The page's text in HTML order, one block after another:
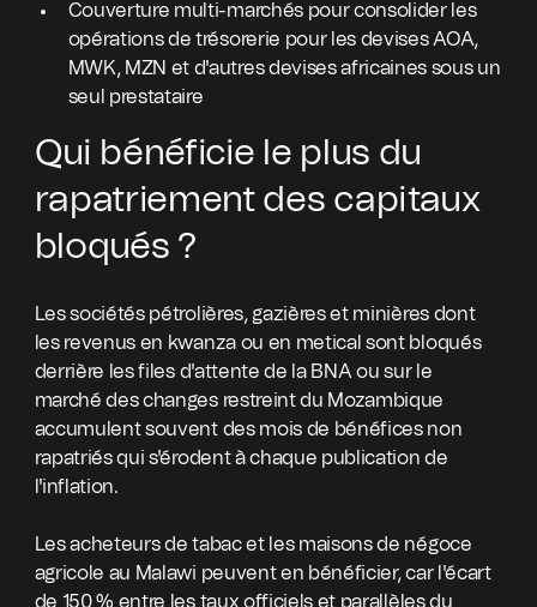
Couverture multi-marchés pour consolider les
opérations de trésorerie pour les devises AOA,
MWK, MZN et d'autres devises africaines sous un
seul prestataire
Qui bénéficie le plus du
rapatriement des capitaux
bloqués ?
Les sociétés pétrolières, gazières et minières dont
les revenus en kwanza ou en metical sont bloqués
derrière les files d'attente de la BNA ou sur le
marché des changes restreint du Mozambique
accumulent souvent des mois de bénéfices non
rapatriés qui s'érodent à chaque publication de
l'inflation.
Les acheteurs de tabac et les maisons de négoce
agricole au Malawi peuvent en bénéficier, car l'écart
de 150 % entre les taux officiels et parallèles du